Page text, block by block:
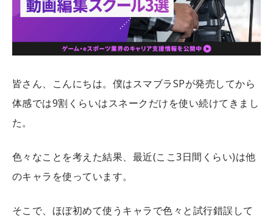
皆さん、こんにちは。僕はスマブラSPが発売してから
体感では9割くらいはスネークだけを使い続けてきまし
た。
色々なことを考えた結果、最近(ここ3日間くらい)は他
のキャラを使っています。
そこで、ほぼ初めて使うキャラで色々と試行錯誤して